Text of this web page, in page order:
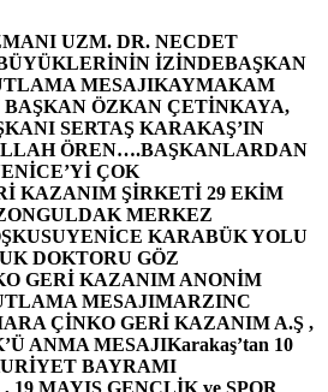
UZM. DR. NECDET
İZİNDEBAŞKAN
MESAJIKAYMAKAM
ÖZKAN ÇETİNKAYA,
SERTAŞ KARAKAŞ’IN
ÖREN….BAŞKANLARDAN
ÇOK
KAZANIM ŞİRKETİ 29 EKİM
MERKEZ
YENİCE KARABÜK YOLU
DOKTORU GÖZ
GERİ KAZANIM ANONİM
MESAJIMARZINC
ÇİNKO GERİ KAZANIM A.Ş ,
ANMA MESAJIKarakaş’tan 10
BAYRAMI
19 MAYIS GENÇLİK ve SPOR